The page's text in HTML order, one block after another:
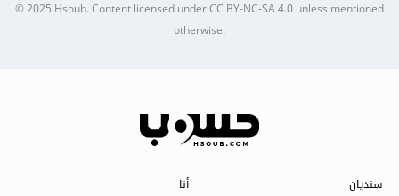
© 2025Hsoub.Content licensed underCC BY-NC-SA 4.0unless mentioned
otherwise.